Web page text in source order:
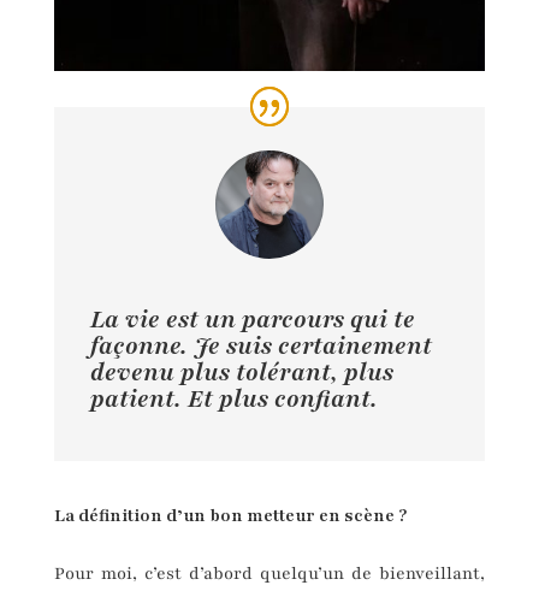
La vie est un parcours qui te
façonne. Je suis certainement
devenu plus tolérant, plus
patient. Et plus confiant.
La définition d’un bon metteur en scène ?
Pour moi, c’est d’abord quelqu’un de bienveillant,